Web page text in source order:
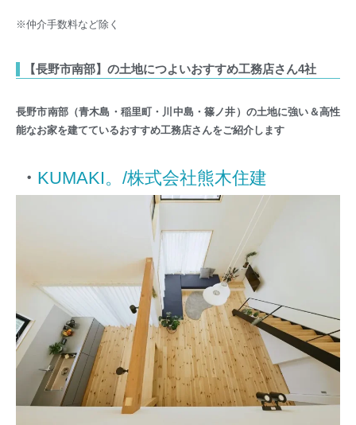
※仲介手数料など除く
【長野市南部】の土地につよいおすすめ工務店さん4社
長野市南部（青木島・稲里町・川中島・篠ノ井）の土地に強い＆高性
能なお家を建てているおすすめ工務店さんをご紹介します
・ KUMAKI。/株式会社熊木住建